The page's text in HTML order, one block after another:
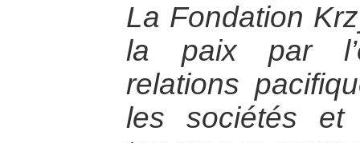
La Fondation
la paix par
relations
les sociétés et